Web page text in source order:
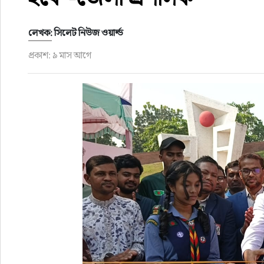
লেখক: সিলেট নিউজ ওয়ার্ল্ড
প্রকাশ: ৯ মাস আগে